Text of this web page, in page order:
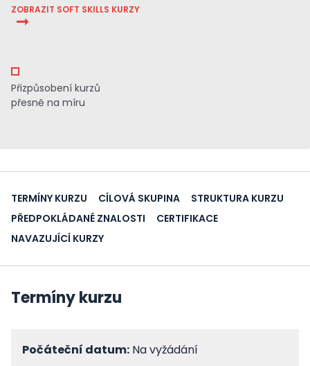
ZOBRAZIT SOFT SKILLS KURZY
Přizpůsobení kurzů
přesně na míru
TERMÍNY KURZU CÍLOVÁ SKUPINA
STRUKTURA KURZU
PŘEDPOKLÁDANÉ ZNALOSTI
CERTIFIKACE
NAVAZUJÍCÍ KURZY
Termíny kurzu
Počáteční datum: Na vyžádání